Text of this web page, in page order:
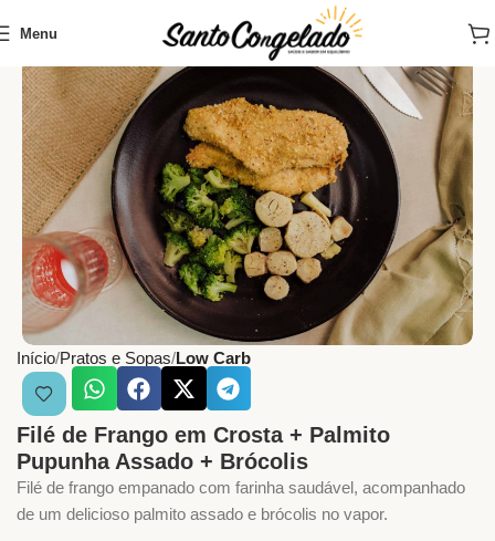
Menu
Início Pratos e Sopas Low Carb
Filé de Frango em Crosta + Palmito
Pupunha Assado + Brócolis
Filé de frango empanado com farinha saudável, acompanhado
de um delicioso palmito assado e brócolis no vapor.